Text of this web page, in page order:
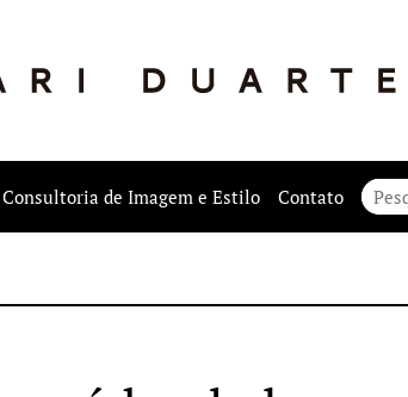
Consultoria de Imagem e Estilo Contato